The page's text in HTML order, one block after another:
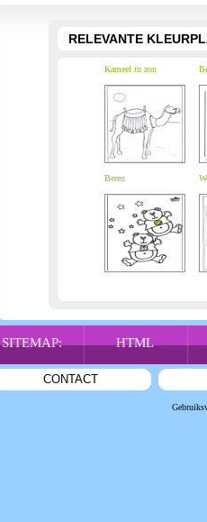
RELEVANTE
Kameel in zon
Beren
SITEMAP: HTML
CONTACT